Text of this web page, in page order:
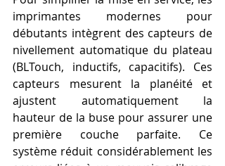
imprimantes modernes pour
débutants intègrent des capteurs de
nivellement automatique du plateau
(BLTouch, inductifs, capacitifs). Ces
capteurs mesurent la planéité et
ajustent automatiquement la
hauteur de la buse pour assurer une
première couche parfaite. Ce
système réduit considérablement les